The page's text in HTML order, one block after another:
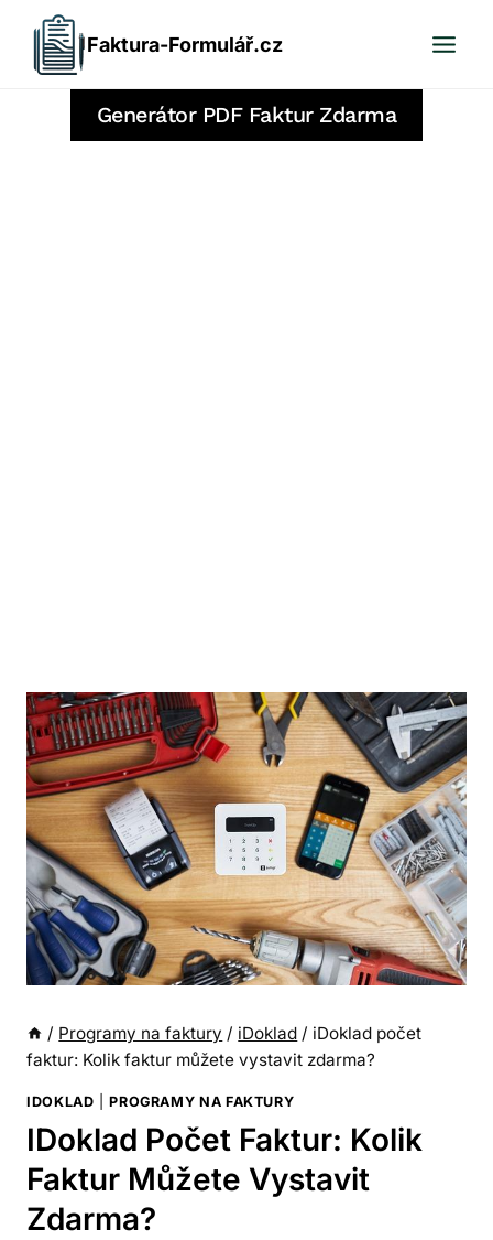
Přeskočit
obsah
Faktura-Formulář.cz
Generátor PDF Faktur Zdarma
/ Programy na faktury / iDoklad / iDoklad počet
faktur: Kolik faktur můžete vystavit zdarma?
IDOKLAD |PROGRAMY NA FAKTURY
IDoklad Počet Faktur: Kolik
Faktur Můžete Vystavit
Zdarma?